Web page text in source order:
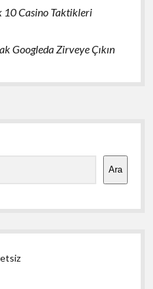
10 Casino Taktikleri
Googleda Zirveye Çıkın
Ara